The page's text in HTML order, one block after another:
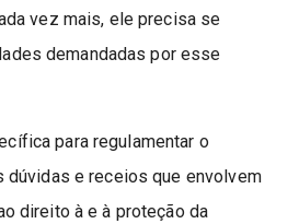
vez mais, ele precisa se
demandadas por esse
para regulamentar o
dúvidas e receios que envolvem
direito à e à proteção da